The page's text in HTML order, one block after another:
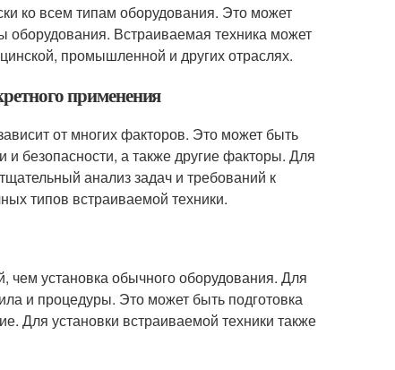
ко всем типам оборудования. Это может
оборудования. Встраиваемая техника может
промышленной и других отраслях.
применения
от многих факторов. Это может быть
и безопасности, а также другие факторы. Для
анализ задач и требований к
типов встраиваемой техники.
чем установка обычного оборудования. Для
и процедуры. Это может быть подготовка
Для установки встраиваемой техники также